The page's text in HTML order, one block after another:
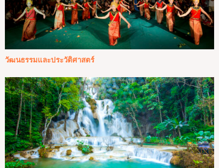
วัฒนธรรมและประวัติศาสตร์